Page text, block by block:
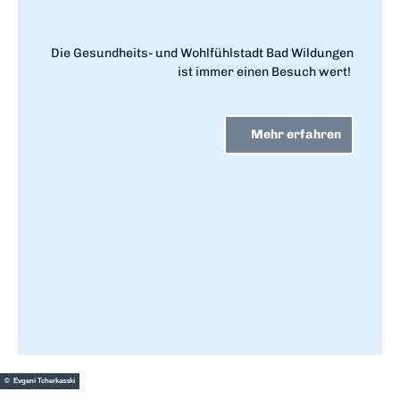
Die Gesundheits- und Wohlfühlstadt Bad Wildungen
ist immer einen Besuch wert!
Mehr erfahren
© Evgeni Tcherkasski